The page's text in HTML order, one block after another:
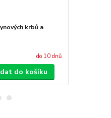
krbů a
do 10 dnů
do košíku